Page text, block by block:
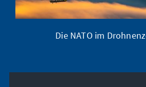
Die NATO im